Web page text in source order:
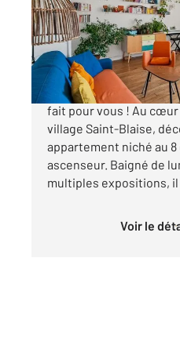
Appartement F3 à
350
Amateurs du charme
fait pour vous ! Au
village Saint-Blaise,
appartement niché au
ascenseur. Baigné de
multiples expositions, il
Voir le